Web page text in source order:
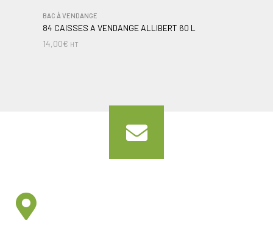
BAC À VENDANGE
84 CAISSES A VENDANGE ALLIBERT 60 L
14,00€ HT